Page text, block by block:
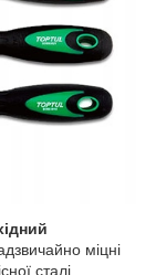
міцні
сталі.